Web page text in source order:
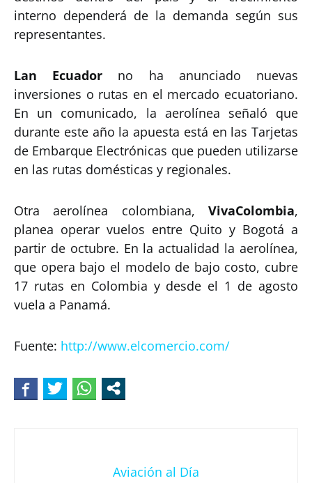
interno dependerá de la demanda según sus
representantes.
Lan Ecuador no ha anunciado nuevas
inversiones o rutas en el mercado ecuatoriano.
En un comunicado, la aerolínea señaló que
durante este año la apuesta está en las Tarjetas
de Embarque Electrónicas que pueden utilizarse
en las rutas domésticas y regionales.
Otra aerolínea colombiana, VivaColombia,
planea operar vuelos entre Quito y Bogotá a
partir de octubre. En la actualidad la aerolínea,
que opera bajo el modelo de bajo costo, cubre
17 rutas en Colombia y desde el 1 de agosto
vuela a Panamá.
Fuente: http://www.elcomercio.com/
Aviación al Día